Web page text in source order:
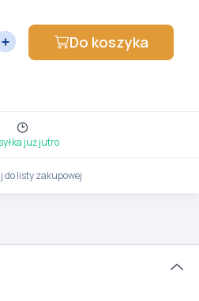
Do koszyka
już jutro
do listy zakupowej